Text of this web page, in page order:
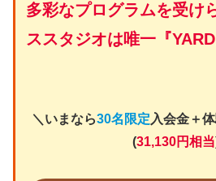
多彩なプログラムを受け
ススタジオは唯一『YARD
＼いまなら30名限定 入会金＋
(31,130円相当